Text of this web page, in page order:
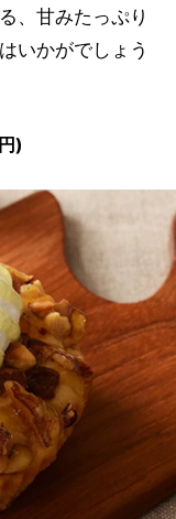
、甘みたっぷり
いかがでしょう
)